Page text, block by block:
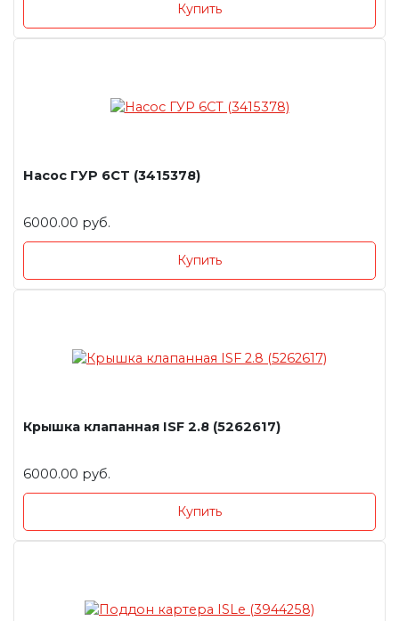
Купить
Насос ГУР 6СT (3415378)
6000.00 руб.
Купить
Крышка клапанная ISF 2.8 (5262617)
6000.00 руб.
Купить